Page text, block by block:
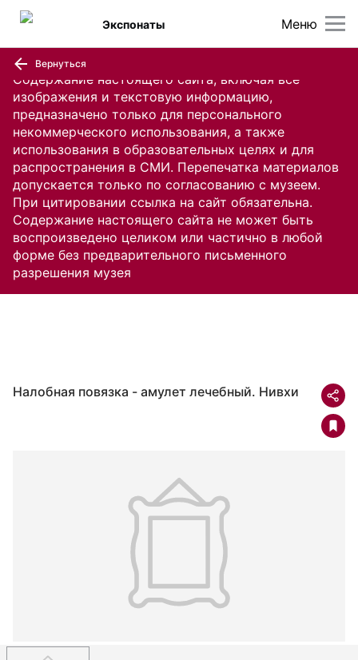
Содержание настоящего сайта, включая все
изображения и текстовую информацию,
предназначено только для персонального
некоммерческого использования, а также
использования в образовательных целях и для
распространения в СМИ. Перепечатка материалов
допускается только по согласованию с музеем.
При цитировании ссылка на сайт обязательна.
Содержание настоящего сайта не может быть
воспроизведено целиком или частично в любой
форме без предварительного письменного
разрешения музея
Меню
Экспонаты
Вернуться
Налобная повязка - амулет лечебный. Нивхи